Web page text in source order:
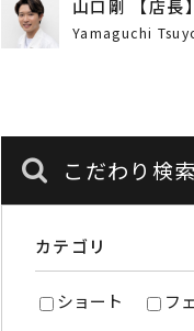
山口剛 【店長】
Yamaguchi
こだわり検索
カテゴリ
ショート フ